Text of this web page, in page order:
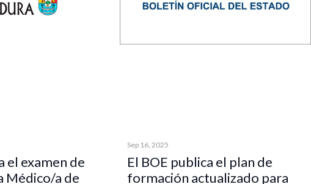
el examen de
Médico/a de
Sep 16, 2025
El BOE publica el plan de
formación actualizado para